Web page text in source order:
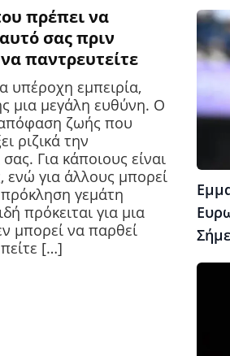
πρέπει να
σας πριν
παντρευτείτε
υπέροχη εμπειρία,
μια μεγάλη ευθύνη. Ο
απόφαση ζωής που
ριζικά την
Για κάποιους είναι
ενώ για άλλους μπορεί
γεμάτη
πρόκειται για μια
μπορεί να παρθεί
[…]